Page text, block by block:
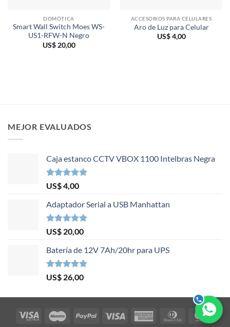
DOMÓTICA
Smart Wall Switch Moes WS-
US1-RFW-N Negro
US$20,00
ACCESORIOS PARA CELULARES
Aro de Luz para Celular
US$4,00
MEJOR EVALUADOS
Caja estanco CCTV VBOX 1100 Intelbras Negra
Valorado en
5.00
de 5
US$4,00
Adaptador Serial a USB Manhattan
Valorado en
5.00
de 5
US$ 20,00
Batería de 12V 7Ah/20hr para UPS
Valorado en
5.00
de 5
US$ 26,00
Visa
Maestro PayPal Visa
American
Dinners